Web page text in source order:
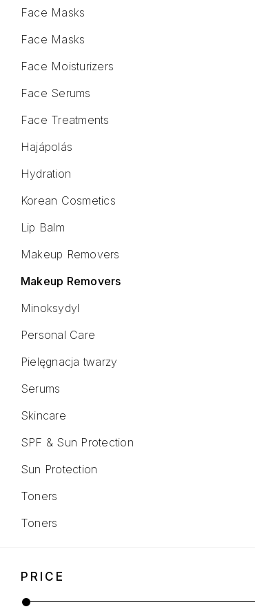
Face Masks
Face Masks
Face Moisturizers
Face Serums
Face Treatments
Hajápolás
Hydration
Korean Cosmetics
Lip Balm
Makeup Removers
Makeup Removers
Minoksydyl
Personal Care
Pielęgnacja twarzy
Serums
Skincare
SPF & Sun Protection
Sun Protection
Toners
Toners
PRICE